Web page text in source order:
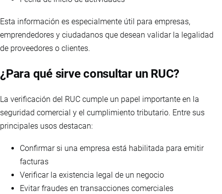
Esta información es especialmente útil para empresas,
emprendedores y ciudadanos que desean validar la legalidad
de proveedores o clientes.
¿Para qué sirve consultar un RUC?
La verificación del RUC cumple un papel importante en la
seguridad comercial y el cumplimiento tributario. Entre sus
principales usos destacan:
Confirmar si una empresa está habilitada para emitir
facturas
Verificar la existencia legal de un negocio
Evitar fraudes en transacciones comerciales